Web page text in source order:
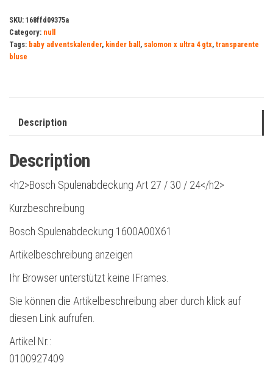
SKU: 168ffd09375a
Category: null
Tags: baby adventskalender, kinder ball , salomon x ultra 4 gtx, transparente
bluse
Description
Description
<h2>Bosch Spulenabdeckung Art 27 / 30 / 24</h2>
Kurzbeschreibung
Bosch Spulenabdeckung 1600A00X61
Artikelbeschreibung anzeigen
Ihr Browser unterstützt keine IFrames.
Sie können die Artikelbeschreibung aber durch klick auf
diesen Link aufrufen.
Artikel Nr.:
0100927409